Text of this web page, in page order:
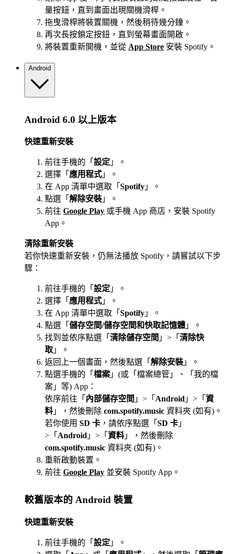
量按鈕，直到畫面出現關機滑桿。
拖曳滑桿將裝置關機，然後稍待幾分鐘。
再次長按鎖定按鈕，直到螢幕畫面開啟。
將裝置重新開機，並從 App Store 安裝 Spotify。
Android
Android 6.0 以上版本
快速重新安裝
前往手機的「 設定 」。
選擇「 應用程式 」。
在 App 清單中選取「 Spotify 」。
點選「 解除安裝 」。
前往 Google Play 或手機 App 商店，安裝 Spotify
App。
清除重新安裝
若你快速重新安裝，仍無法播放 Spotify，請嘗試以下步
驟：
前往手機的「 設定 」。
選擇「 應用程式 」。
在 App 清單中選取「 Spotify 」。
點選「 儲存空間/儲存空間和快取記憶體 」。
找到並依序點選「 清除儲存空間 」>「 清除快
取 」。
返回上一個畫面，然後點選「 解除安裝 」。
點選手機的「 檔案 」(或「檔案總管」、「我的檔
案」等) App：
依序前往「 內部儲存空間 」>「 Android 」>「 資
料 」，然後刪除 com.spotify.music 資料夾 (如有)。
若你使用 SD 卡 ，請依序點選「 SD 卡 」
>「 Android 」>「 資料 」，然後刪除
com.spotify.music 資料夾 (如有)。
重新啟動裝置。
前往 Google Play 並安裝 Spotify App。
較舊版本的 Android 裝置
快速重新安裝
前往手機的「 設定 」。